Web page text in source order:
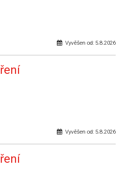
Vyvěšen od: 5.8.2026
Vyvěšen od: 5.8.2026